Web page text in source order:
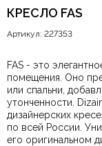
КРЕСЛО FAS
Артикул: 227353
FAS - это
помещения. Оно
или спальни,
утонченности. Dizainazona занимается продажей
дизайнерских
по всей России.
его оригинальном